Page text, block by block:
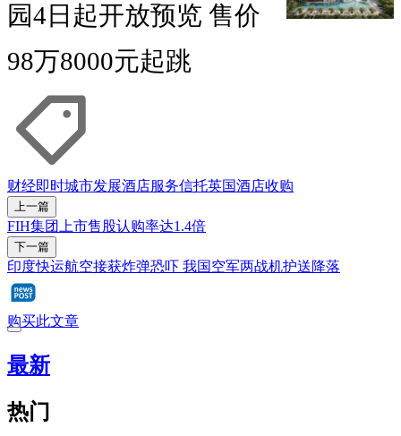
园4日起开放预览 售价
98万8000元起跳
财经即时城市发展酒店服务信托英国酒店收购
上一篇
FIH集团上市售股认购率达1.4倍
下一篇
印度快运航空接获炸弹恐吓 我国空军两战机护送降落
购买此文章
最新
热门